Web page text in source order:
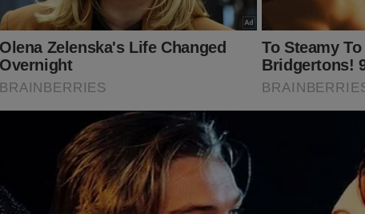
O próprio Bolsonaro já conhece o livro: